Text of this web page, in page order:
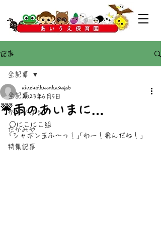
記事
全記事
かすがばる
たかみや
特集記事
全記事
☔雨のあいまに…
aiuehoikuenkasugab
2023年6月5日
○にこにこ組
｢シャボン玉ふ〜っ！｣｢わー！飛んだね！｣